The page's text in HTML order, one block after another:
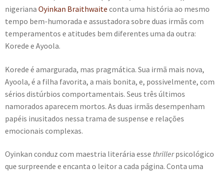
e
n
t
e
nigeriana Oyinkan Braithwaite conta uma história ao mesmo
tempo bem-humorada e assustadora sobre duas irmãs com
temperamentos e atitudes bem diferentes uma da outra:
Korede e Ayoola.
Korede é amargurada, mas pragmática. Sua irmã mais nova,
Ayoola, é a filha favorita, a mais bonita, e, possivelmente, com
sérios distúrbios comportamentais. Seus três últimos
namorados aparecem mortos. As duas irmãs desempenham
papéis inusitados nessa trama de suspense e relações
emocionais complexas.
Oyinkan conduz com maestria literária esse thrillerpsicológico
que surpreende e encanta o leitor a cada página. Conta uma